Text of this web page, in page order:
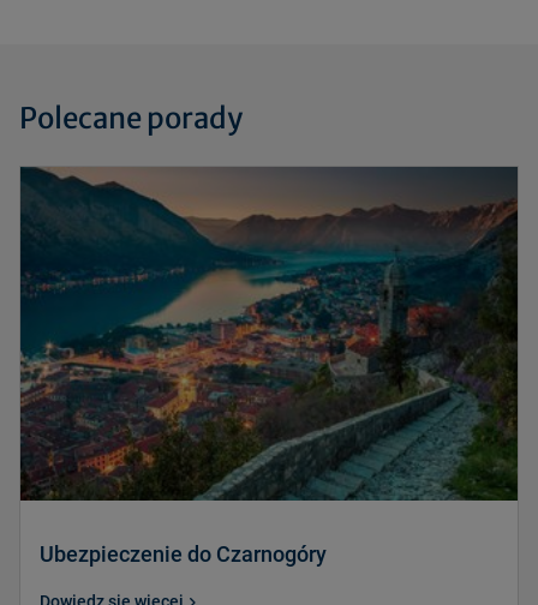
Polecane porady
Ubezpieczenie do Czarnogóry
Dowiedz się więcej